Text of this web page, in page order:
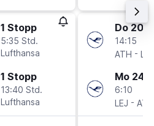
1 Stopp
5:35 Std.
Lufthansa
1 Stopp
13:40 Std.
Lufthansa
Do
14:15
ATH - LEJ
Mo
6:10
LEJ - ATH